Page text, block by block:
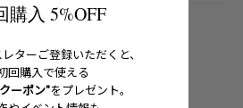
- 在庫 -
クエア店- 在庫 -
すめの製品
購入 5%OFF
ターご登録いただくと、
回購入で使える
ーポン"をプレゼント。